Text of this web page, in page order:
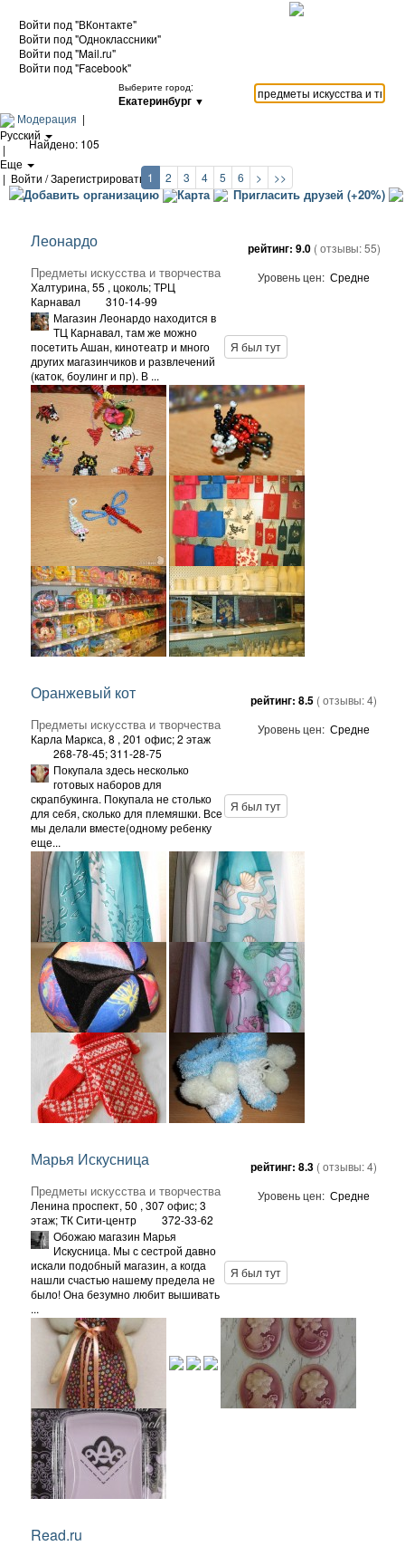
Войти под "ВКонтакте"
Войти под "Одноклассники"
Войти под "Mail.ru"
Войти под "Facebook"
Выберите город:
Екатеринбург ▼
Модерация |
Русский
|
Еще
| Войти / Зарегистрироваться
Добавить организацию Карта Пригласить друзей (+20%)
Найдено: 105
1 2 3 4 5 6 > >>
Леонардо
Предметы искусства и творчества
Халтурина, 55 , цоколь; ТРЦ
Карнавал
310-14-99
рейтинг: 9.0 ( отзывы:55)
Уровень цен: Средне
Магазин Леонардо находится в
ТЦ Карнавал, там же можно
посетить Ашан, кинотеатр и много
других магазинчиков и развлечений
(каток, боулинг и пр). В ...
Я был тут
Оранжевый кот
Предметы искусства и творчества
Карла Маркса, 8 , 201 офис; 2 этаж
268-78-45; 311-28-75
рейтинг: 8.5 ( отзывы:4)
Уровень цен: Средне
Покупала здесь несколько
готовых наборов для
скрапбукинга. Покупала не столько
для себя, сколько для племяшки. Все
мы делали вместе(одному ребенку
еще...
Я был тут
Марья Искусница
Предметы искусства и творчества
Ленина проспект, 50 , 307 офис; 3
этаж; ТК Сити-центр
372-33-62
рейтинг: 8.3 ( отзывы:4)
Уровень цен: Средне
Обожаю магазин Марья
Искусница. Мы с сестрой давно
искали подобный магазин, а когда
нашли счастью нашему предела не
было! Она безумно любит вышивать
...
Я был тут
Read.ru